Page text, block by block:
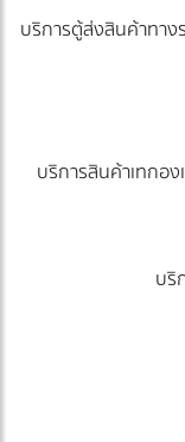
บริการตู้ส่งสินค้าทาง
บริการสินค้าเทกอง
บริ